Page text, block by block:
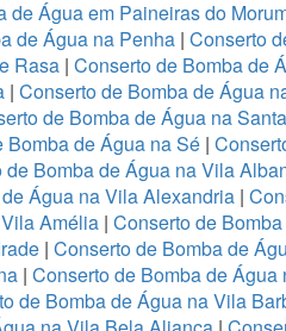
de Água em Paineiras do
de Água na Penha | Conserto
Rasa| Conserto de Bomba de
| Conserto de Bomba de Água
de Bomba de Água na
Bomba de Água na Sé|
de Bomba de Água na Vila
Água na Vila Alexandria|
Amélia | Conserto de
| Conserto de Bomba de
| Conserto de Bomba de
de Bomba de Água na Vila